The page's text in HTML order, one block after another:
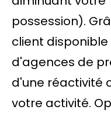
possession).
client
d'agences de
d'une réactivité
votre activité.